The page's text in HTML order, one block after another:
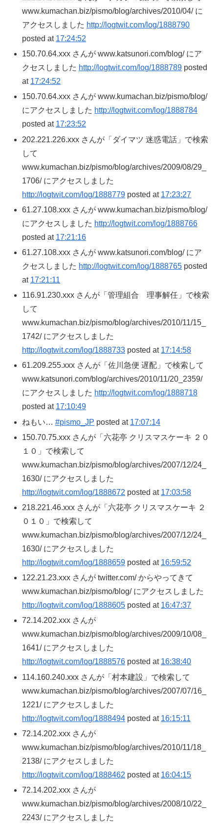
www.kumachan.biz/pismo/blog/archives/2010/04/ に
アクセスしました http://logtwit.com/log/1888790
posted at 17:24:52
150.70.64.xxx さんが www.katsunori.com/blog/ にア
クセスしました http://logtwit.com/log/1888789 posted
at 17:24:52
150.70.64.xxx さんが www.kumachan.biz/pismo/blog/
にアクセスしました http://logtwit.com/log/1888784
posted at 17:23:52
202.221.226.xxx さんが「ダイマツ 迷惑電話」で検索
して
www.kumachan.biz/pismo/blog/archives/2009/08/29_
1706/ にアクセスしました
http://logtwit.com/log/1888779 posted at 17:23:27
61.27.108.xxx さんが www.kumachan.biz/pismo/blog/
にアクセスしました http://logtwit.com/log/1888766
posted at 17:21:16
61.27.108.xxx さんが www.katsunori.com/blog/ にア
クセスしました http://logtwit.com/log/1888765 posted
at 17:21:11
116.91.230.xxx さんが「管理組合 理事解任」で検索
して
www.kumachan.biz/pismo/blog/archives/2010/11/15_
1742/ にアクセスしました
http://logtwit.com/log/1888733 posted at 17:14:58
61.209.255.xxx さんが「佐川急便 遅配」で検索して
www.katsunori.com/blog/archives/2010/11/20_2359/
にアクセスしました http://logtwit.com/log/1888718
posted at 17:10:49
ねもい…#pismo_JP posted at 17:07:14
150.70.75.xxx さんが「六花亭 クリスマスケーキ ２０
１０」で検索して
www.kumachan.biz/pismo/blog/archives/2007/12/24_
1630/ にアクセスしました
http://logtwit.com/log/1888672 posted at 17:03:58
218.221.46.xxx さんが「六花亭 クリスマスケーキ ２
０１０」で検索して
www.kumachan.biz/pismo/blog/archives/2007/12/24_
1630/ にアクセスしました
http://logtwit.com/log/1888659 posted at 16:59:52
122.21.23.xxx さんが twitter.com/ からやってきて
www.kumachan.biz/pismo/blog/ にアクセスしました
http://logtwit.com/log/1888605 posted at 16:47:37
72.14.202.xxx さんが
www.kumachan.biz/pismo/blog/archives/2009/10/08_
1641/ にアクセスしました
http://logtwit.com/log/1888576 posted at 16:38:40
114.160.240.xxx さんが「村本建設」で検索して
www.kumachan.biz/pismo/blog/archives/2007/07/16_
1221/ にアクセスしました
http://logtwit.com/log/1888494 posted at 16:15:11
72.14.202.xxx さんが
www.kumachan.biz/pismo/blog/archives/2010/11/18_
2138/ にアクセスしました
http://logtwit.com/log/1888462 posted at 16:04:15
72.14.202.xxx さんが
www.kumachan.biz/pismo/blog/archives/2008/10/22_
2243/ にアクセスしました